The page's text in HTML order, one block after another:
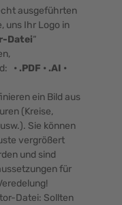
ausgeführten
uns Ihr Logo in
Datei“
• .PDF • .AI •
ein Bild aus
(Kreise,
Sie können
vergrößert
und sind
für
Datei: Sollten